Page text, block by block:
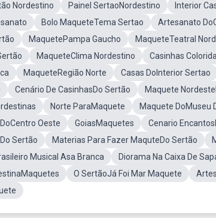
Nordestino
Painel SertaoNordestino Interior
Bolo MaqueteTema Sertao Artesanato
MaquetePampa Gaucho MaqueteTeatral
MaqueteClima Nordestino Casinhas
MaqueteRegião Norte Casas DoInterior Sertao
Cenário De CasinhasDo Sertão Maquete
Norte ParaMaquete
Maquete DoMuseu
Oeste
GoiasMaquetes
Cenario
Sertão
Materias Para Fazer MaquteDo Sertão
Musical Asa Branca
Diorama Na Caixa De
O SertãoJá Foi Mar Maquete